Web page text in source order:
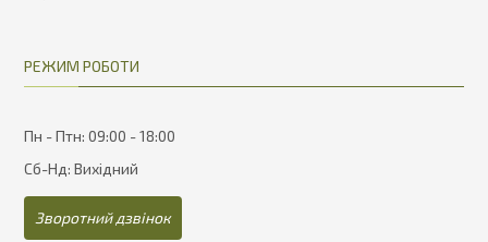
РЕЖИМ РОБОТИ
Пн - Птн: 09:00 - 18:00
Сб-Нд: Вихідний
Зворотний дзвінок